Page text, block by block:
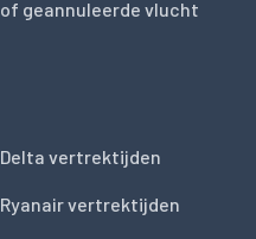
of geannuleerde vlucht
Delta vertrektijden
Ryanair vertrektijden